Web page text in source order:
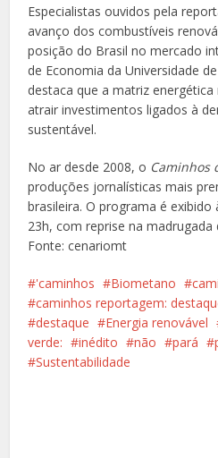
Especialistas ouvidos pela
avanço dos combustíveis
posição do Brasil no mercado
de Economia da Universidade
destaca que a matriz
atrair investimentos ligados à
sustentável.
No ar desde 2008, o Caminhos
produções jornalísticas mais
brasileira. O programa é exibido
23h, com reprise na madrugada
Fonte: cenariomt
'caminhos Biometano
caminhos reportagem:
destaque
Energia renovável
verde:
inédito não pará
Sustentabilidade